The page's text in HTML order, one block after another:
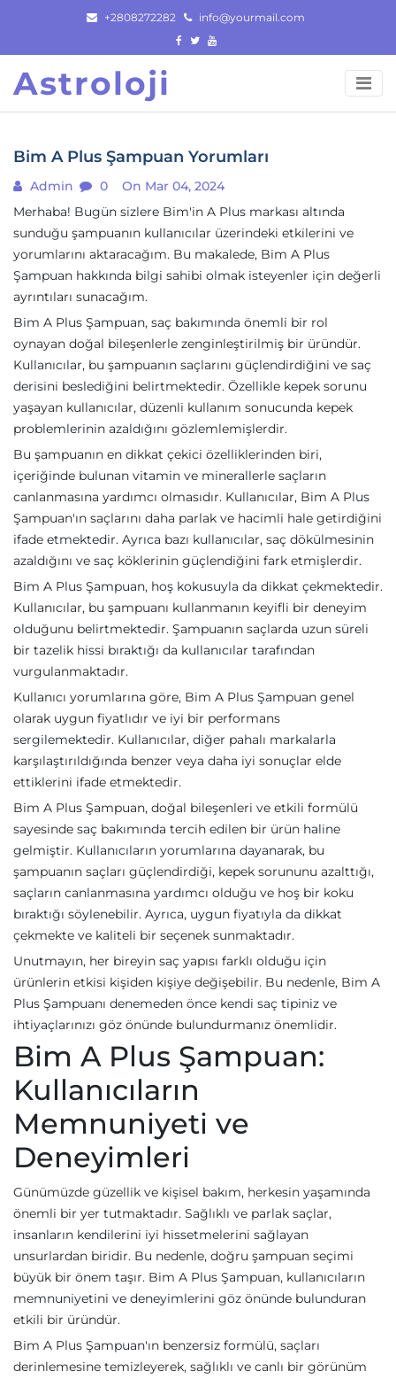
content
+2808272282 info@yourmail.com
Astroloji
Bim A Plus Şampuan Yorumları
Admin 0
On Mar 04, 2024
Merhaba! Bugün sizlere Bim'in A Plus markası altında
sunduğu şampuanın kullanıcılar üzerindeki etkilerini ve
yorumlarını aktaracağım. Bu makalede, Bim A Plus
Şampuan hakkında bilgi sahibi olmak isteyenler için değerli
ayrıntıları sunacağım.
Bim A Plus Şampuan, saç bakımında önemli bir rol
oynayan doğal bileşenlerle zenginleştirilmiş bir üründür.
Kullanıcılar, bu şampuanın saçlarını güçlendirdiğini ve saç
derisini beslediğini belirtmektedir. Özellikle kepek sorunu
yaşayan kullanıcılar, düzenli kullanım sonucunda kepek
problemlerinin azaldığını gözlemlemişlerdir.
Bu şampuanın en dikkat çekici özelliklerinden biri,
içeriğinde bulunan vitamin ve minerallerle saçların
canlanmasına yardımcı olmasıdır. Kullanıcılar, Bim A Plus
Şampuan'ın saçlarını daha parlak ve hacimli hale getirdiğini
ifade etmektedir. Ayrıca bazı kullanıcılar, saç dökülmesinin
azaldığını ve saç köklerinin güçlendiğini fark etmişlerdir.
Bim A Plus Şampuan, hoş kokusuyla da dikkat çekmektedir.
Kullanıcılar, bu şampuanı kullanmanın keyifli bir deneyim
olduğunu belirtmektedir. Şampuanın saçlarda uzun süreli
bir tazelik hissi bıraktığı da kullanıcılar tarafından
vurgulanmaktadır.
Kullanıcı yorumlarına göre, Bim A Plus Şampuan genel
olarak uygun fiyatlıdır ve iyi bir performans
sergilemektedir. Kullanıcılar, diğer pahalı markalarla
karşılaştırıldığında benzer veya daha iyi sonuçlar elde
ettiklerini ifade etmektedir.
Bim A Plus Şampuan, doğal bileşenleri ve etkili formülü
sayesinde saç bakımında tercih edilen bir ürün haline
gelmiştir. Kullanıcıların yorumlarına dayanarak, bu
şampuanın saçları güçlendirdiği, kepek sorununu azalttığı,
saçların canlanmasına yardımcı olduğu ve hoş bir koku
bıraktığı söylenebilir. Ayrıca, uygun fiyatıyla da dikkat
çekmekte ve kaliteli bir seçenek sunmaktadır.
Unutmayın, her bireyin saç yapısı farklı olduğu için
ürünlerin etkisi kişiden kişiye değişebilir. Bu nedenle, Bim A
Plus Şampuanı denemeden önce kendi saç tipiniz ve
ihtiyaçlarınızı göz önünde bulundurmanız önemlidir.
Bim A Plus Şampuan:
Kullanıcıların
Memnuniyeti ve
Deneyimleri
Günümüzde güzellik ve kişisel bakım, herkesin yaşamında
önemli bir yer tutmaktadır. Sağlıklı ve parlak saçlar,
insanların kendilerini iyi hissetmelerini sağlayan
unsurlardan biridir. Bu nedenle, doğru şampuan seçimi
büyük bir önem taşır. Bim A Plus Şampuan, kullanıcıların
memnuniyetini ve deneyimlerini göz önünde bulunduran
etkili bir üründür.
Bim A Plus Şampuan'ın benzersiz formülü, saçları
derinlemesine temizleyerek, sağlıklı ve canlı bir görünüm